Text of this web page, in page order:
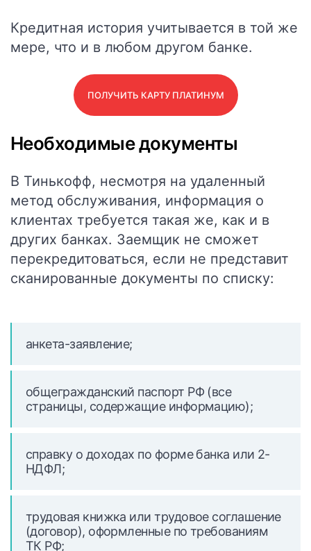
Кредитная история учитывается в той же
мере, что и в любом другом банке.
ПОЛУЧИТЬ КАРТУ ПЛАТИНУМ
Необходимые документы
В Тинькофф, несмотря на удаленный
метод обслуживания, информация о
клиентах требуется такая же, как и в
других банках. Заемщик не сможет
перекредитоваться, если не представит
сканированные документы по списку:
анкета-заявление;
общегражданский паспорт РФ (все
страницы, содержащие информацию);
справку о доходах по форме банка или 2-
НДФЛ;
трудовая книжка или трудовое соглашение
(договор), оформленные по требованиям
ТК РФ;